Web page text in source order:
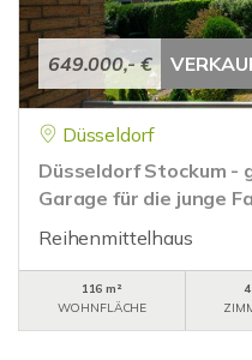
649.000,- €
Düsseldorf
Düsseldorf Stockum -
Garage für die junge
Reihenmittelhaus
116 m²
WOHNFLÄCHE
4